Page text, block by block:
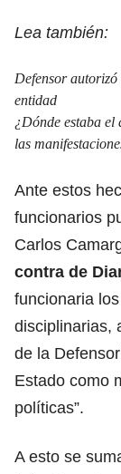
Lea también:
Defensor
entidad
¿Dónde estaba
las
Ante estos
funcionarios
Carlos
contra de
funcionaria
disciplinarias,
de la
Estado como
políticas”.
A esto se